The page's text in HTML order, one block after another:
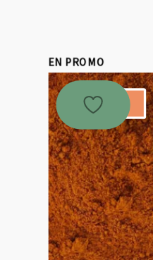
EN PROMO
Promo !